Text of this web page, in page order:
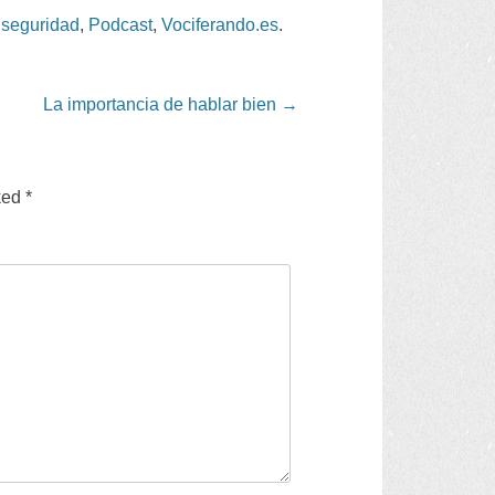
, Podcast,Vociferando.es.
La importancia de hablar bien →
*